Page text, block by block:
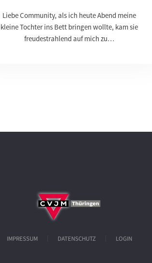
Liebe Community, als ich heute Abend meine
kleine Tochter ins Bett bringen wollte, kam sie
freudestrahlend auf mich zu…
IMPRESSUM DATENSCHUTZ LOGIN